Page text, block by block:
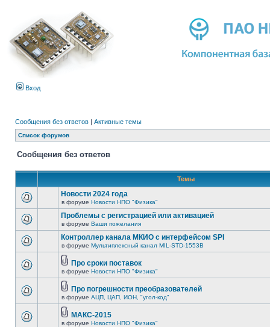
Вход
Сообщения без ответов | Активные темы
Список форумов
Сообщения без ответов
Темы
Новости 2024 года
в форуме Новости НПО "Физика"
Проблемы с регистрацией или активацией
в форуме Ваши пожелания
Контроллер канала МКИО с интерфейсом SPI
в форуме Мультиплексный канал MIL-STD-1553B
Про сроки поставок
в форуме Новости НПО "Физика"
Про погрешности преобразователей
в форуме АЦП, ЦАП, ИОН, "угол-код"
МАКС-2015
в форуме Новости НПО "Физика"